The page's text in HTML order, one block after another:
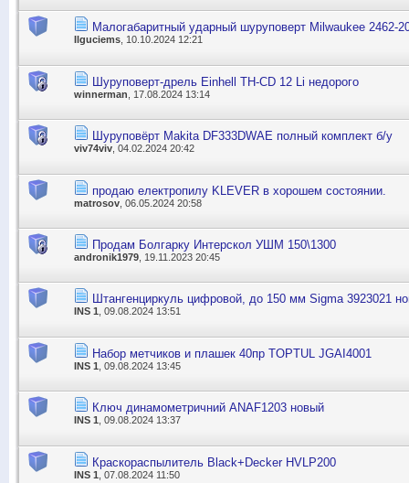
Малогабаритный ударный шуруповерт Milwaukee 2462-
Ilguciems , 10.10.2024 12:21
Шуруповерт-дрель Einhell TH-CD 12 Li недорого
winnerman , 17.08.2024 13:14
Шуруповёрт Makita DF333DWAE полный комплект б/у
viv74viv , 04.02.2024 20:42
продаю електропилу KLEVER в хорошем состоянии.
matrosov , 06.05.2024 20:58
Продам Болгарку Интерскол УШМ 150\1300
andronik1979 , 19.11.2023 20:45
Штангенциркуль цифровой, до 150 мм Sigma 3923021
INS 1, 09.08.2024 13:51
Набор метчиков и плашек 40пр TOPTUL JGAI4001
INS 1 , 09.08.2024 13:45
Ключ динамометричний ANAF1203 новый
INS 1 , 09.08.2024 13:37
Краскораспылитель Black+Decker HVLP200
INS 1 , 07.08.2024 11:50